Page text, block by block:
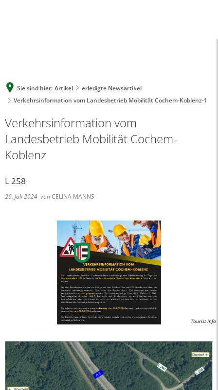
Sie sind hier: Artikel
erledigte Newsartikel
Verkehrsinformation vom Landesbetrieb Mobilität Cochem-Koblenz-1
Verkehrsinformation vom
Landesbetrieb Mobilität Cochem-
Koblenz
L 258
26. Juli 2024 vonCELINA MANNS
Tourist Info